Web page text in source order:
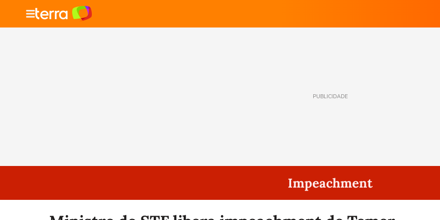
PUBLICIDADE
Impeachment